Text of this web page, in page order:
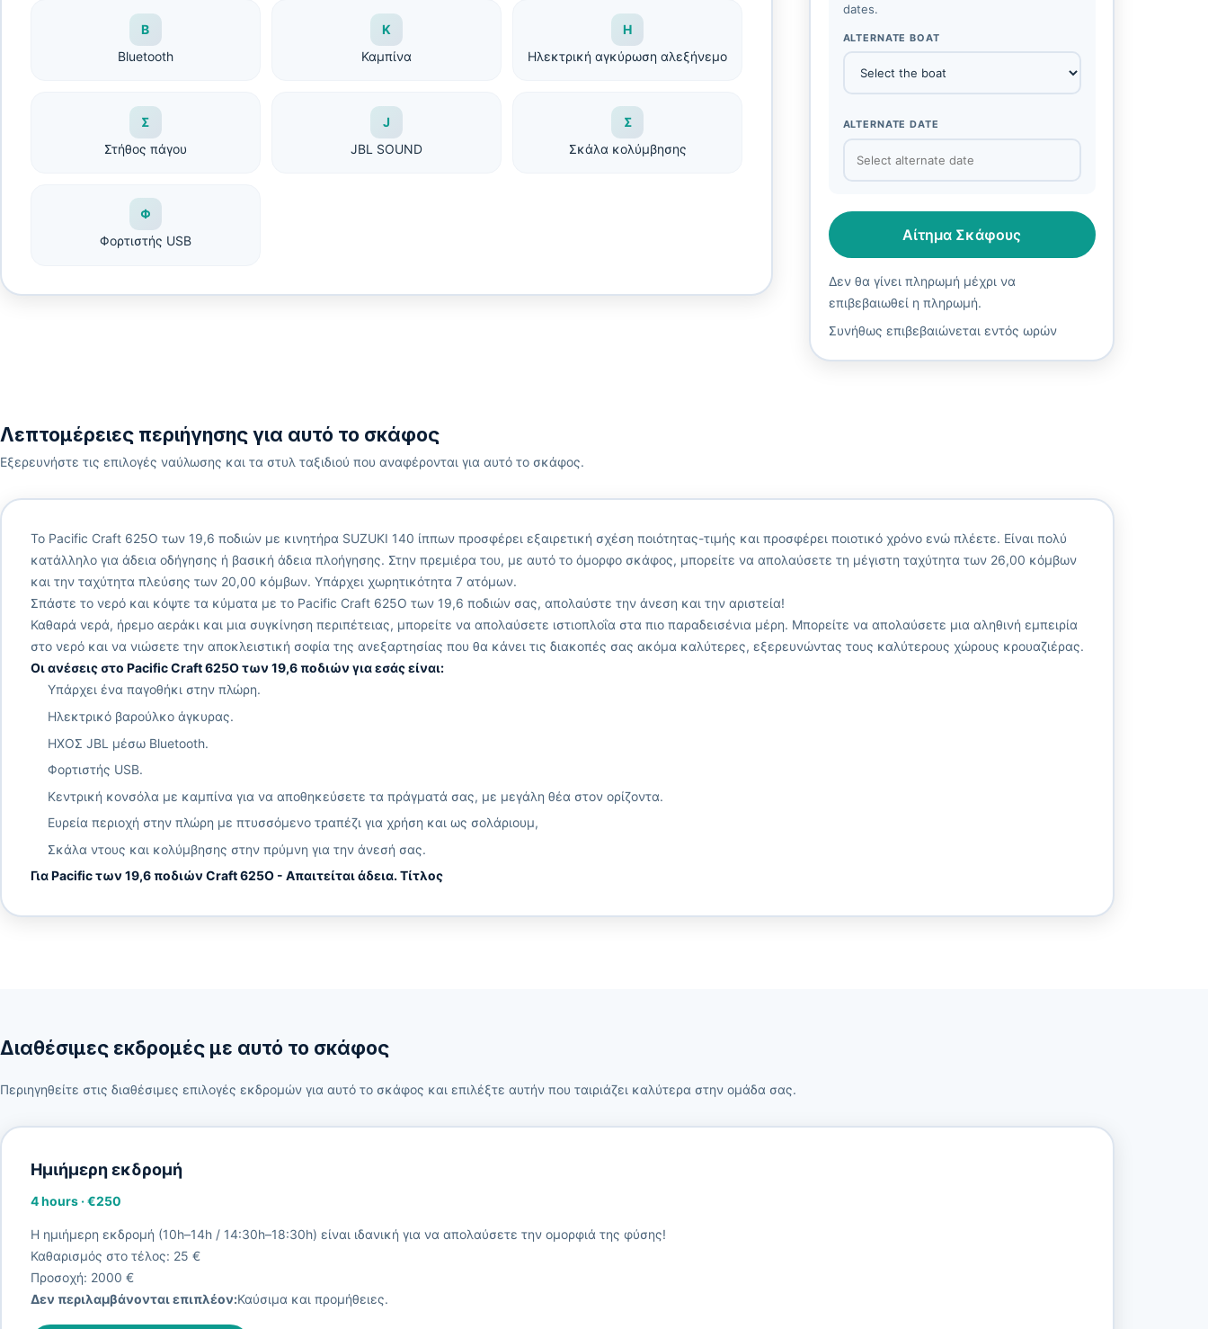
B
Bluetooth
Κ
Καμπίνα
Η
Ηλεκτρική αγκύρωση αλεξήνεμο
Σ
Στήθος πάγου
J
JBL SOUND
Σ
Σκάλα κολύμβησης
Φ
Φορτιστής USB
dates.
ALTERNATE BOAT
ALTERNATE DATE
Αίτημα Σκάφους
Δεν θα γίνει πληρωμή μέχρι να
επιβεβαιωθεί η πληρωμή.
Συνήθως επιβεβαιώνεται εντός ωρών
Λεπτομέρειες περιήγησης για αυτό το σκάφος
Εξερευνήστε τις επιλογές ναύλωσης και τα στυλ ταξιδιού που αναφέρονται για αυτό το σκάφος.
Το Pacific Craft 625O των 19,6 ποδιών με κινητήρα SUZUKI 140 ίππων προσφέρει εξαιρετική σχέση ποιότητας-τιμής και προσφέρει ποιοτικό χρόνο ενώ πλέετε. Είναι πολύ
κατάλληλο για άδεια οδήγησης ή βασική άδεια πλοήγησης. Στην πρεμιέρα του, με αυτό το όμορφο σκάφος, μπορείτε να απολαύσετε τη μέγιστη ταχύτητα των 26,00 κόμβων
και την ταχύτητα πλεύσης των 20,00 κόμβων. Υπάρχει χωρητικότητα 7 ατόμων.
Σπάστε το νερό και κόψτε τα κύματα με το Pacific Craft 625O των 19,6 ποδιών σας, απολαύστε την άνεση και την αριστεία!
Καθαρά νερά, ήρεμο αεράκι και μια συγκίνηση περιπέτειας, μπορείτε να απολαύσετε ιστιοπλοΐα στα πιο παραδεισένια μέρη. Μπορείτε να απολαύσετε μια αληθινή εμπειρία
στο νερό και να νιώσετε την αποκλειστική σοφία της ανεξαρτησίας που θα κάνει τις διακοπές σας ακόμα καλύτερες, εξερευνώντας τους καλύτερους χώρους κρουαζιέρας.
Οι ανέσεις στο Pacific Craft 625O των 19,6 ποδιών για εσάς είναι:
Υπάρχει ένα παγοθήκι στην πλώρη.
Ηλεκτρικό βαρούλκο άγκυρας.
ΗΧΟΣ JBL μέσω Bluetooth.
Φορτιστής USB.
Κεντρική κονσόλα με καμπίνα για να αποθηκεύσετε τα πράγματά σας, με μεγάλη θέα στον ορίζοντα.
Ευρεία περιοχή στην πλώρη με πτυσσόμενο τραπέζι για χρήση και ως σολάριουμ,
Σκάλα ντους και κολύμβησης στην πρύμνη για την άνεσή σας.
Για Pacific των 19,6 ποδιών Craft 625O - Απαιτείται άδεια. Τίτλος
Διαθέσιμες εκδρομές με αυτό το σκάφος
Περιηγηθείτε στις διαθέσιμες επιλογές εκδρομών για αυτό το σκάφος και επιλέξτε αυτήν που ταιριάζει καλύτερα στην ομάδα σας.
Ημιήμερη εκδρομή
4 hours·€250
Η ημιήμερη εκδρομή (10h–14h / 14:30h–18:30h) είναι ιδανική για να απολαύσετε την ομορφιά της φύσης!
Καθαρισμός στο τέλος: 25 €
Προσοχή: 2000 €
Δεν περιλαμβάνονται επιπλέον:Καύσιμα και προμήθειες.